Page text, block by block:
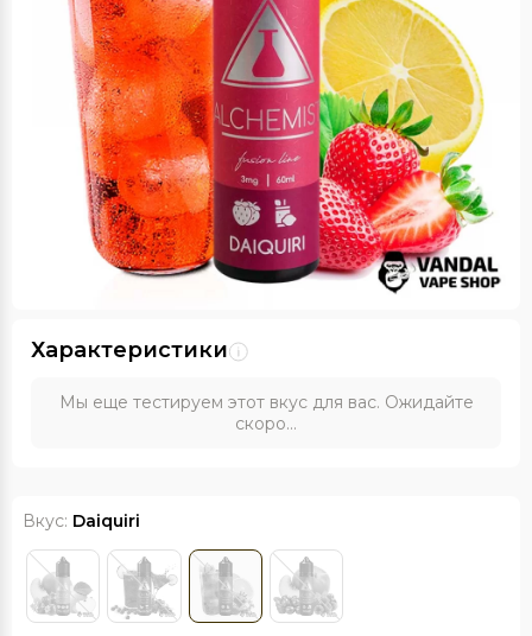
Характеристики
Мы еще тестируем этот вкус для вас. Ожидайте
скоро...
Вкус: Daiquiri